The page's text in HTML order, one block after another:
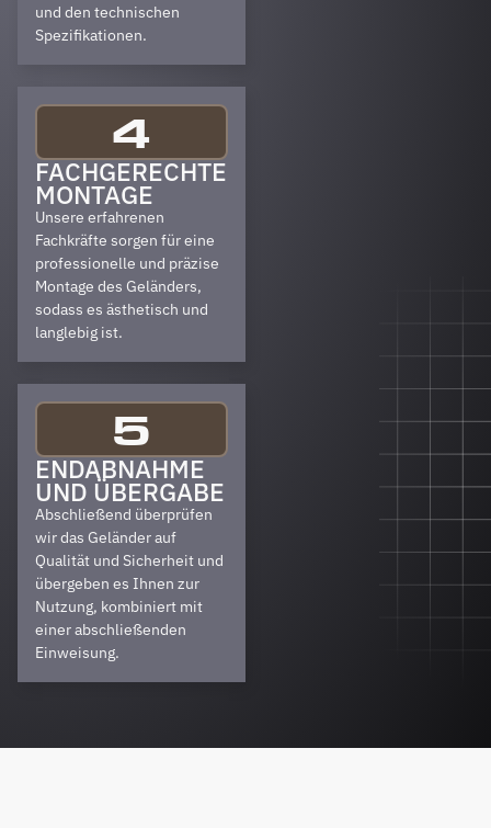
und den technischen
Spezifikationen.
4
FACHGERECHTE
MONTAGE
Unsere erfahrenen
Fachkräfte sorgen für eine
professionelle und präzise
Montage des Geländers,
sodass es ästhetisch und
langlebig ist.
5
ENDABNAHME
UND ÜBERGABE
Abschließend überprüfen
wir das Geländer auf
Qualität und Sicherheit und
übergeben es Ihnen zur
Nutzung, kombiniert mit
einer abschließenden
Einweisung.